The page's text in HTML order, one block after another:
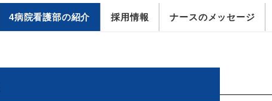
4病院看護部の紹介 採用情報 ナースのメッセージ